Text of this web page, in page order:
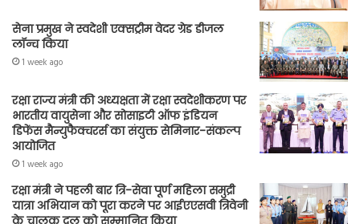
सेना प्रमुख ने स्वदेशी एक्सट्रीम वेदर ग्रेड डीजल
लॉन्च किया
1 week ago
रक्षा राज्य मंत्री की अध्यक्षता में रक्षा स्वदेशीकरण पर
भारतीय वायुसेना और सोसाइटी ऑफ इंडियन
डिफेंस मैन्युफैक्चरर्स का संयुक्त सेमिनार-संकल्प
आयोजित
1 week ago
रक्षा मंत्री ने पहली बार त्रि-सेवा पूर्ण महिला समुद्री
यात्रा अभियान को पूरा करने पर आईएएसवी त्रिवेनी